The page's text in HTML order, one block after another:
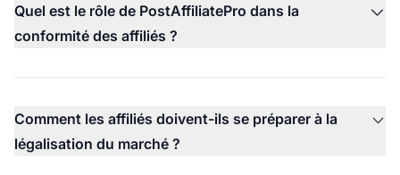
Quel est le rôle de PostAffiliatePro dans la
conformité des affiliés ?
Comment les affiliés doivent-ils se préparer à la
légalisation du marché ?